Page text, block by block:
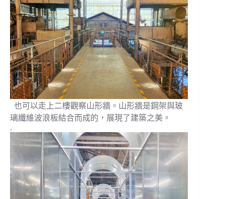
也可以走上二樓觀察山形牆。山形牆是鋼架與玻
璃纖維波浪板結合而成的，展現了建築之美。
.